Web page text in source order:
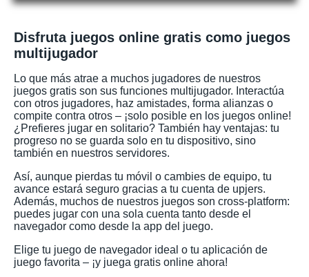
Disfruta juegos online gratis como juegos
multijugador
Lo que más atrae a muchos jugadores de nuestros
juegos gratis son sus funciones multijugador. Interactúa
con otros jugadores, haz amistades, forma alianzas o
compite contra otros – ¡solo posible en los juegos online!
¿Prefieres jugar en solitario? También hay ventajas: tu
progreso no se guarda solo en tu dispositivo, sino
también en nuestros servidores.
Así, aunque pierdas tu móvil o cambies de equipo, tu
avance estará seguro gracias a tu cuenta de upjers.
Además, muchos de nuestros juegos son cross-platform:
puedes jugar con una sola cuenta tanto desde el
navegador como desde la app del juego.
Elige tu juego de navegador ideal o tu aplicación de
juego favorita – ¡y juega gratis online ahora!